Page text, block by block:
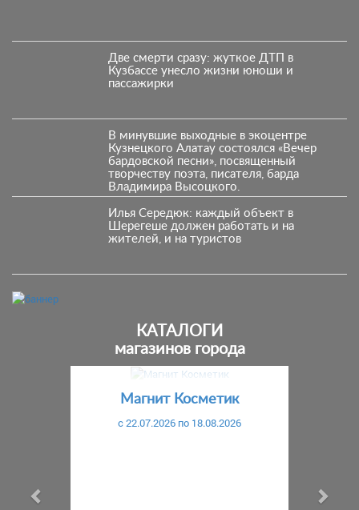
Две смерти сразу: жуткое ДТП в
Кузбассе унесло жизни юноши и
пассажирки
В минувшие выходные в экоцентре
Кузнецкого Алатау состоялся «Вечер
бардовской песни», посвященный
творчеству поэта, писателя, барда
Владимира Высоцкого.
Илья Середюк: каждый объект в
Шерегеше должен работать и на
жителей, и на туристов
КАТАЛОГИ
магазинов города
Магнит Косметик
c 22.07.2026 по 18.08.2026